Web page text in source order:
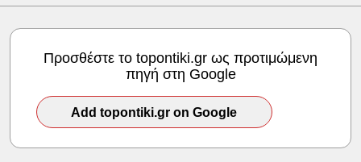
Προσθέστε το topontiki.gr ως προτιμώμενη
πηγή στη Google
Add topontiki.gr on Google